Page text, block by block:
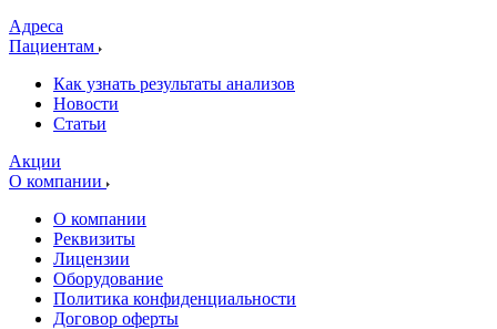
Адреса
Пациентам
Как узнать результаты анализов
Новости
Статьи
Акции
О компании
О компании
Реквизиты
Лицензии
Оборудование
Политика конфиденциальности
Договор оферты